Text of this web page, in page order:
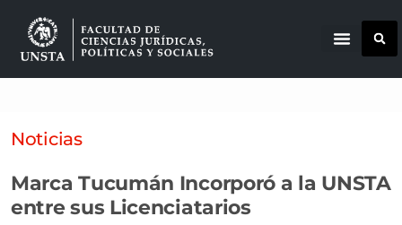
Noticias
Marca Tucumán Incorporó a la UNSTA
entre sus Licenciatarios